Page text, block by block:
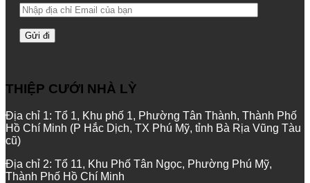
THIỆP CƯỚI NHÀ LỲ
Địa chỉ 1: Tổ 1, Khu phố 1, Phường Tân Thành, Thành Phố
Hồ Chí Minh (P Hắc Dịch, TX Phú Mỹ, tỉnh Bà Rịa Vũng Tàu
cũ)
Địa chỉ 2: Tổ 11, Khu Phố Tân Ngọc, Phường Phú Mỹ,
Thành Phố Hồ Chí Minh